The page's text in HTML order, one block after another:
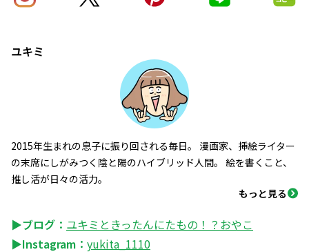
ユキミ
2015年生まれの息子に振り回される毎日。 漫画家、挿絵ライター
の末席にしがみつく陰と陽のハイブリッド人間。 絵を書くこと、
推し活が日々の活力。
もっと見る
▶ブログ： ユキミときったんにたもの！？おやこ
▶Instagram： yukita_1110